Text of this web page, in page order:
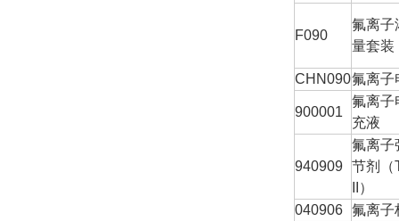
F090
氟离子
量套装
CHN090氟离子
900001
氟离子
充液
940909
氟离子
节剂（
II）
040906 氟离子